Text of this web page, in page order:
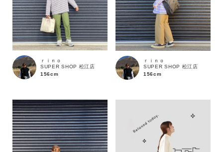
カラー
価格
ｒｉｎｏ
SUPER SHOP 松江店
156cm
ｒｉｎｏ
SUPER SHOP 松江店
156cm